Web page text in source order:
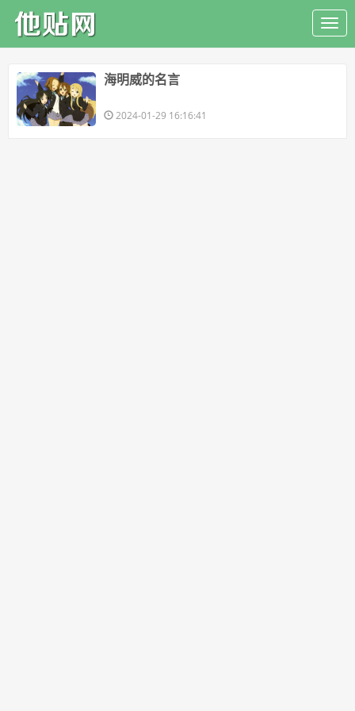
​海明威的名言
2024-01-29 16:16:41